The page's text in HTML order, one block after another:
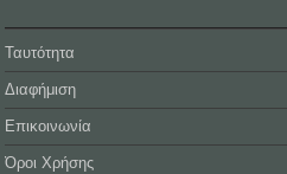
Ταυτότητα
Διαφήμιση
Επικοινωνία
Όροι Χρήσης